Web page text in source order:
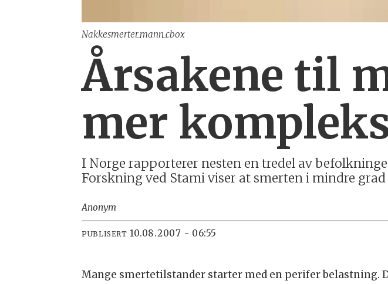
Nakkesmerter_mann_cbox
Årsakene til
mer
I Norge rapporterer nesten en tredel av
Forskning ved Stami viser at smerten i mindre
Anonym
PUBLISERT 10.08.2007 - 06:55
Mange smertetilstander starter med en perifer belastning.